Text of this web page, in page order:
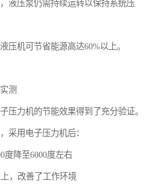
液压泵仍需持续运转以保持系统压
压机可节省能源高达60%以上。
测
压力机的节能效果得到了充分验证。
采用电子压力机后：
度降至6000度左右
，改善了工作环境